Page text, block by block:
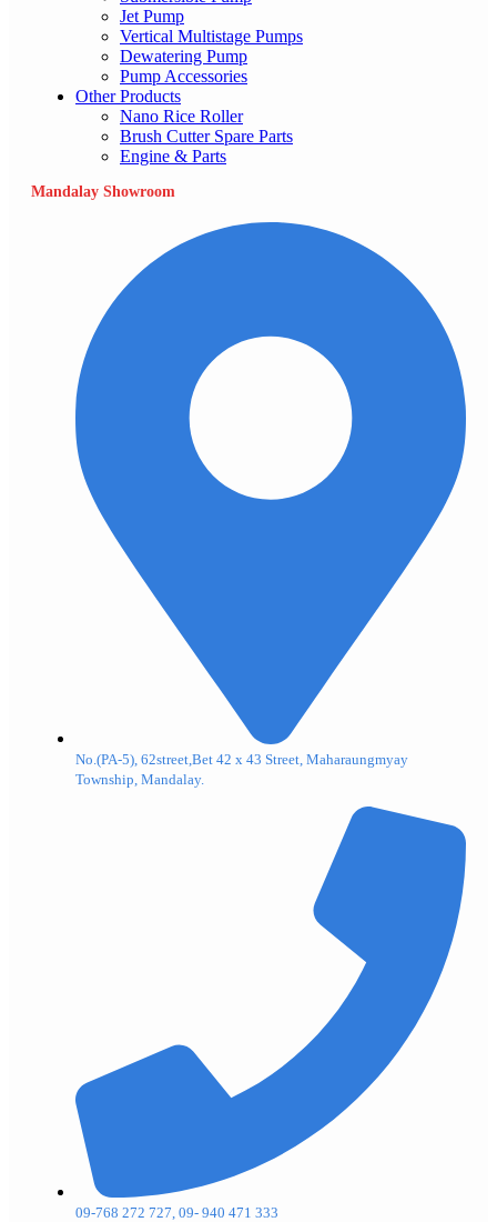
Jet Pump
Vertical Multistage Pumps
Dewatering Pump
Pump Accessories
Other Products
Nano Rice Roller
Brush Cutter Spare Parts
Engine & Parts
Mandalay Showroom
No.(PA-5), 62street,Bet 42 x 43 Street, Maharaungmyay
Township, Mandalay.
09-768 272 727, 09- 940 471 333